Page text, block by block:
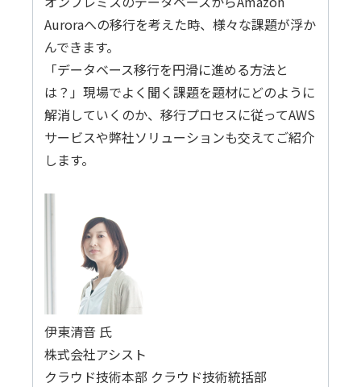
Auroraへの移行を考えた時、様々な課題が浮か
んできます。
「データベース移行を円滑に進める方法と
は？」現場でよく聞く課題を題材にどのように
解消していくのか、移行プロセスに従ってAWS
サービスや弊社ソリューションも交えてご紹介
します。
伊東清音 氏
株式会社アシスト
クラウド技術本部 クラウド技術統括部